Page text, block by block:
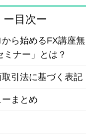
ー目次ー
から始めるFX講座無
ミナー」とは？
引法に基づく表記
ーまとめ